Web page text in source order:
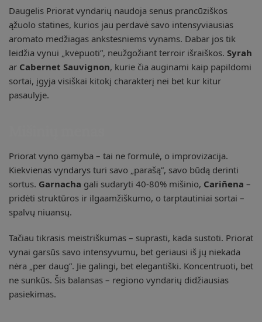
Daugelis Priorat vyndarių naudoja senus prancūziškos
ąžuolo statines, kurios jau perdavė savo intensyviausias
aromato medžiagas ankstesniems vynams. Dabar jos tik
leidžia vynui „kvėpuoti”, neužgožiant terroir išraiškos. Syrah
ar Cabernet Sauvignon, kurie čia auginami kaip papildomi
sortai, įgyja visiškai kitokį charakterį nei bet kur kitur
pasaulyje.
Priorat vyno gamyba – tai ne formulė, o improvizacija.
Kiekvienas vyndarys turi savo „parašą”, savo būdą derinti
sortus. Garnacha gali sudaryti 40-80% mišinio, Cariñena –
pridėti struktūros ir ilgaamžiškumo, o tarptautiniai sortai –
spalvų niuansų.
Tačiau tikrasis meistriškumas – suprasti, kada sustoti. Priorat
vynai garsūs savo intensyvumu, bet geriausi iš jų niekada
nėra „per daug”. Jie galingi, bet elegantiški. Koncentruoti, bet
ne sunkūs. Šis balansas – regiono vyndarių didžiausias
pasiekimas.